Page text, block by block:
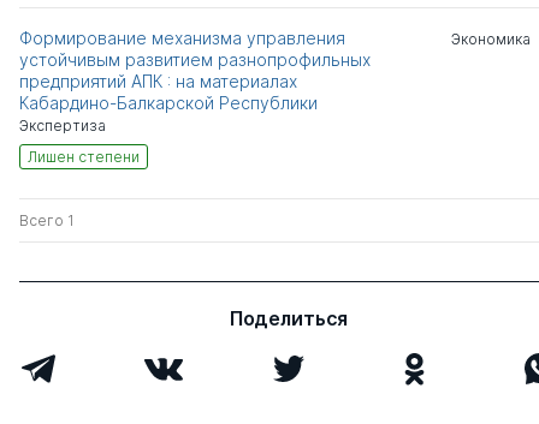
Формирование механизма управления
устойчивым развитием разнопрофильных
предприятий АПК : на материалах
Кабардино-Балкарской Республики
Экспертиза
Лишен степени
Экономика
Всего 1
Поделиться